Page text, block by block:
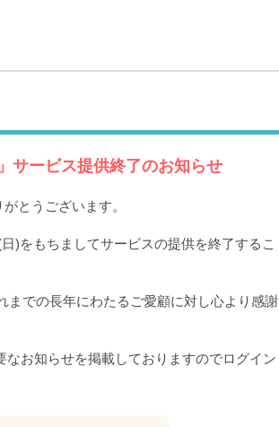
サービス提供終了のお知らせ
とうございます。
)をもちましてサービスの提供を終了するこ
までの長年にわたるご愛顧に対し心より感謝
お知らせを掲載しておりますのでログイン